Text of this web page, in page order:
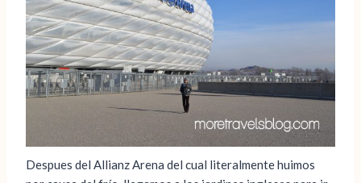
Despues del Allianz Arena del cual literalmente huimos